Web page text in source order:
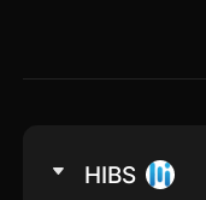
HIBS